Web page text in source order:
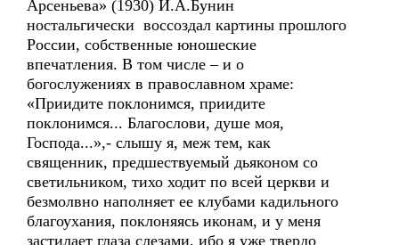
Арсеньева» (1930) И.А.Бунин
ностальгически воссоздал картины прошлого
России, собственные юношеские
впечатления. В том числе – и о
богослужениях в православном храме:
«Приидите поклонимся, приидите
поклонимся... Благослови, душе моя,
Господа...»,- слышу я, меж тем, как
священник, предшествуемый дьяконом со
светильником, тихо ходит по всей церкви и
безмолвно наполняет ее клубами кадильного
благоухания, поклоняясь иконам, и у меня
застилает глаза слезами, ибо я уже твердо